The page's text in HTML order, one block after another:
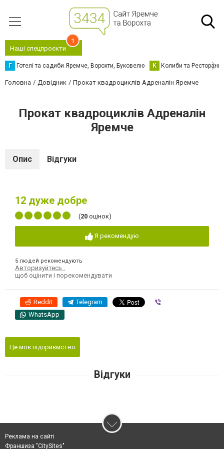
Наші спецпроєкти
1
Г Готелі та садиби Яремче, Ворохти, Буковелю К Колиби та Ресторани
Головна Довідник Прокат квадроциклів Адреналін Яремче
Прокат квадроциклів Адреналін
Яремче
Опис Відгуки
12 дуже добре
(20 оцінок)
Я рекомендую
5 людей рекомендують
Авторизуйтесь
щоб оцінити і порекомендувати
Reddit Telegram
WhatsApp
Це моє підприємство
Відгуки
Реклама на сайті
Франшиза "CitySites"